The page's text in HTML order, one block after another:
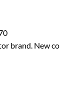
brand. New